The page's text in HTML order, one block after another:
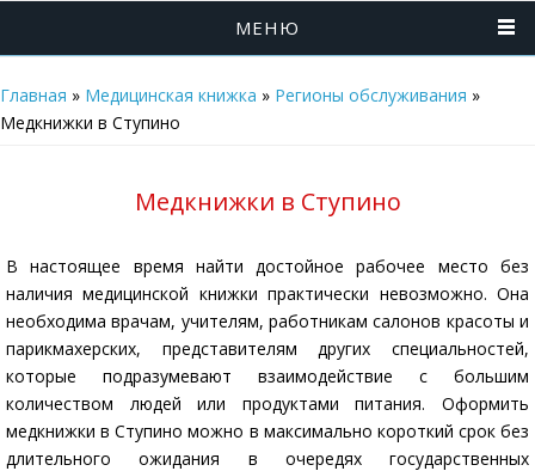
МЕНЮ
Главная » Медицинская книжка » Регионы обслуживания »
Медкнижки в Ступино
Медкнижки в Ступино
В настоящее время найти достойное рабочее место без
наличия медицинской книжки практически невозможно. Она
необходима врачам, учителям, работникам салонов красоты и
парикмахерских, представителям других специальностей,
которые подразумевают взаимодействие с большим
количеством людей или продуктами питания. Оформить
медкнижки в Ступино можно в максимально короткий срок без
длительного ожидания в очередях государственных